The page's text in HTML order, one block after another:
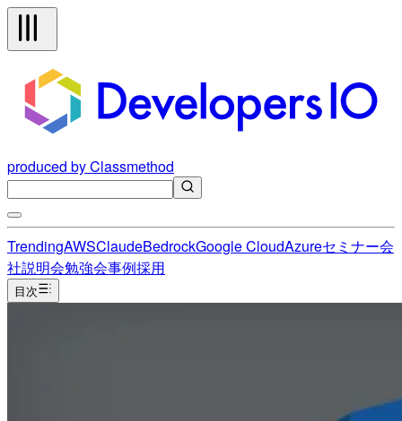
produced by Classmethod
TrendingAWSClaudeBedrockGoogle CloudAzureセミナー会
社説明会勉強会事例採用
目次